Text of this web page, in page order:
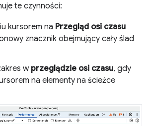
te czynności:
kursorem na Przegląd osi czasu
znacznik obejmujący cały ślad
w przeglądzie osi czasu, gdy
na elementy na ścieżce